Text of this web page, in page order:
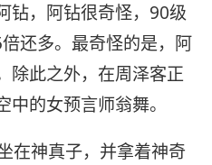
钻，阿钻很奇怪，90级
还多。最奇怪的是，阿
除此之外，在周泽客正
的女预言师翁舞。
在神真子，并拿着神奇